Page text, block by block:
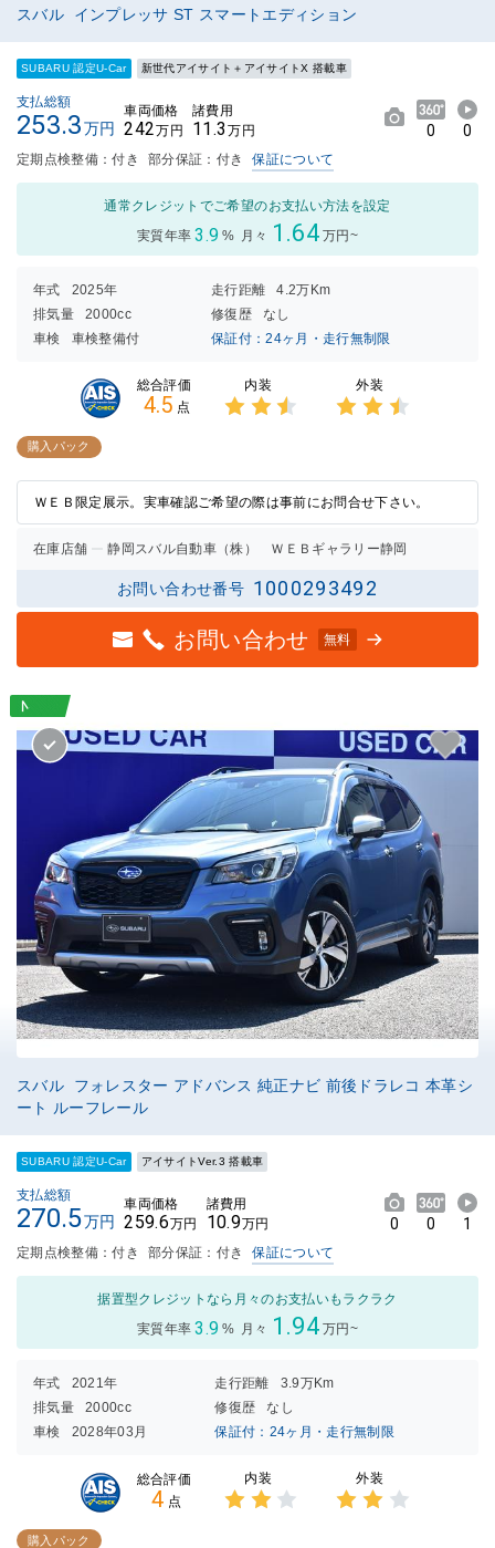
スバル インプレッサ ST スマートエディション
SUBARU 認定U-Car 新世代アイサイト＋アイサイトX 搭載車
支払総額
253.3万円
車両価格
242万円
諸費用
11.3 万円 0 0
定期点検整備：付き 部分保証：付き 保証について
通常クレジットでご希望のお支払い方法を設定
実質年率 3.9 % 月々 1.64 万円~
年式 2025年 走行距離
4.2万Km
排気量
2000cc 修復歴
なし
車検
車検整備付 保証付：24ヶ月・走行無制限
総合評価
4.5 点
内装 外装
購入パック
ＷＥＢ限定展示。実車確認ご希望の際は事前にお問合せ下さい。
在庫店舗 静岡スバル自動車（株） ＷＥＢギャラリー静岡
お問い合わせ番号 1000293492
お問い合わせ 無料
スバル フォレスター アドバンス 純正ナビ 前後ドラレコ 本革シ
ート ルーフレール
SUBARU 認定U-Car アイサイトVer.3 搭載車
支払総額
270.5万円
車両価格
259.6万円
諸費用
10.9万円 0 0 1
定期点検整備：付き 部分保証：付き 保証について
据置型クレジットなら月々のお支払いもラクラク
実質年率 3.9 % 月々 1.94 万円~
年式 2021年 走行距離
3.9万Km
排気量
2000cc 修復歴
なし
車検
2028年03月 保証付：24ヶ月・走行無制限
総合評価
4 点
内装 外装
購入パック